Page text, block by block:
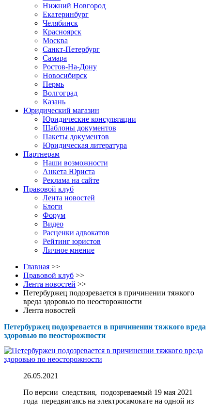
Нижний Новгород
Екатеринбург
Челябинск
Красноярск
Москва
Санкт-Петербург
Самара
Ростов-На-Дону
Новосибирск
Пермь
Волгоград
Казань
Юридический магазин
Юридические консультации
Шаблоны документов
Пакеты документов
Юридическая литература
Партнерам
Наши возможности
Анкета Юриста
Реклама на сайте
Правовой клуб
Лента новостей
Блоги
Форум
Видео
Расценки адвокатов
Рейтинг юристов
Личное мнение
Главная >>
Правовой клуб >>
Лента новостей >>
Петербуржец подозревается в причинении тяжкого
вреда здоровью по неосторожности
Лента новостей
Петербуржец подозревается в причинении тяжкого вреда
здоровью по неосторожности
26.05.2021
По версии следствия, подозреваемый 19 мая 2021
года передвигаясь на электросамокате на одной из